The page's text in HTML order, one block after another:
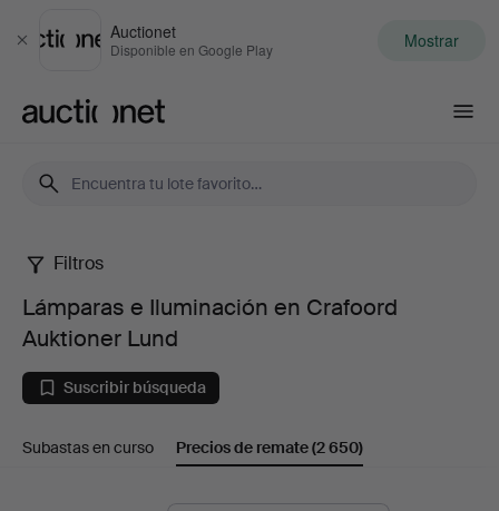
Cerrar
Auctionet
Disponible en Google Play Mostrar
Lámparas
Iluminación
en
Filtros
Lámparas e Iluminación en Crafoord
Auktioner Lund
Suscribir búsqueda
Subastas en curso Precios de remate(2 650)